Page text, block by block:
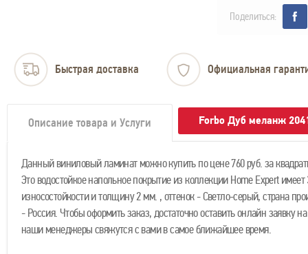
Поделиться:
Быстрая доставка Официальная
Описание товара и Услуги Forbo Дуб меланж
Данный виниловый ламинат можно купить по цене 760 руб. за
Это водостойкое напольное покрытие из коллекции Home Expert имеет
износостойкости и толщину 2 мм. , оттенок - Светло-серый, страна
- Россия. Чтобы оформить заказ, достаточно оставить онлайн заявку
наши менеджеры свяжутся с вами в самое ближайшее время.